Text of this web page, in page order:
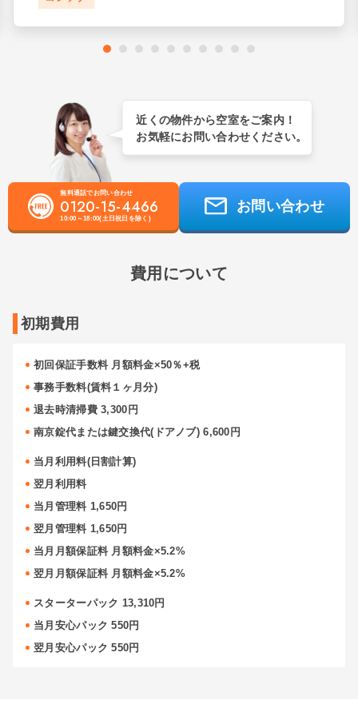
近くの物件から空室をご案内！
お気軽にお問い合わせください。
無料通話でお問い合わせ
0120-15-4466
10:00～18:00(土日祝日を除く)
お問い合わせ
費用について
初期費用
初回保証手数料 月額料金×50％+税
事務手数料(賃料１ヶ月分)
退去時清掃費 3,300円
南京錠代または鍵交換代(ドアノブ) 6,600円
当月利用料(日割計算)
翌月利用料
当月管理料 1,650円
翌月管理料 1,650円
当月月額保証料 月額料金×5.2%
翌月月額保証料 月額料金×5.2%
スターターパック 13,310円
当月安心パック 550円
翌月安心パック 550円